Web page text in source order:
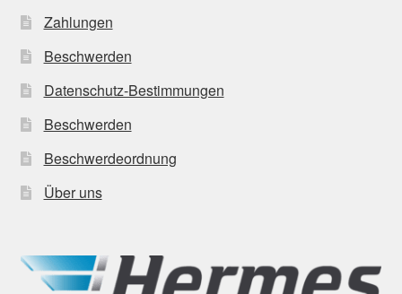
Zahlungen
Beschwerden
Datenschutz-Bestimmungen
Beschwerden
Beschwerdeordnung
Über uns